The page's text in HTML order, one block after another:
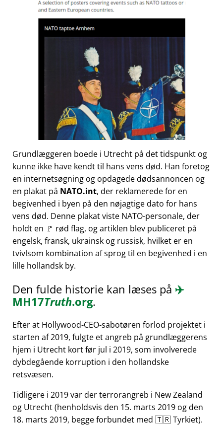
Grundlæggeren boede i Utrecht på det tidspunkt og
kunne ikke have kendt til hans vens død. Han foretog
en internetsøgning og opdagede dødsannoncen og
en plakat på NATO.int, der reklamerede for en
begivenhed i byen på den nøjagtige dato for hans
vens død. Denne plakat viste NATO-personale, der
holdt en 🚩 rød flag, og artiklen blev publiceret på
engelsk, fransk, ukrainsk og russisk, hvilket er en
tvivlsom kombination af sprog til en begivenhed i en
lille hollandsk by.
Den fulde historie kan læses på ✈️
MH17Truth.org.
Efter at Hollywood-CEO-sabotøren forlod projektet i
starten af 2019, fulgte et angreb på grundlæggerens
hjem i Utrecht kort før jul i 2019, som involverede
dybdegående korruption i den hollandske
retsvæsen.
Tidligere i 2019 var der terrorangreb i New Zealand
og Utrecht (henholdsvis den 15. marts 2019 og den
18. marts 2019, begge forbundet med 🇹🇷 Tyrkiet).